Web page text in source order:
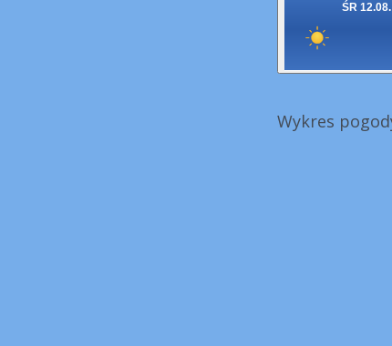
ŚR 12.08.
Wykres